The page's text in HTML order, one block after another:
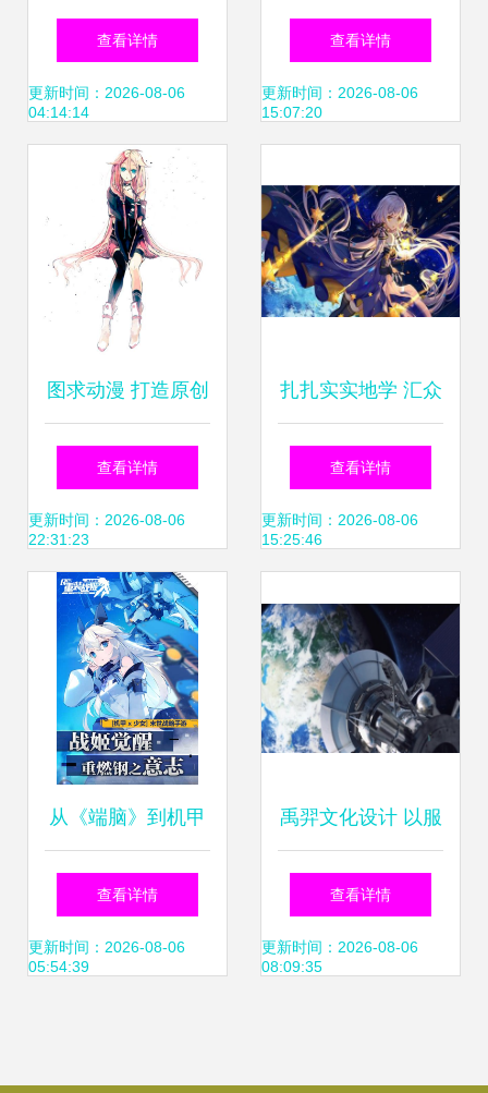
2015年潮迅动漫
Inplay续写动漫开
发新篇章
查看详情
更新时间：2026-08-06
04:14:14
IP衍生品，漫画与
戏的奇妙融合
查看详情
更新时间：2026-08-06
15:07:20
图求动漫 打造原创
IP的创意引擎
查看详情
更新时间：2026-08-06
22:31:23
扎扎实实地学 汇众
益智动漫开发培训
经得起问吗？
查看详情
更新时间：2026-08-06
15:25:46
从《端脑》到机甲
燃魂 国内机甲改编
漫画的游戏IP未来
查看详情
更新时间：2026-08-06
05:54:39
禹羿文化设计 以服
务至上的理念，打
造卓越影视动漫制
查看详情
更新时间：2026-08-06
08:09:35